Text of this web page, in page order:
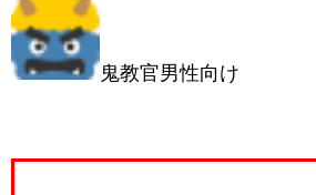
鬼教官男性向け